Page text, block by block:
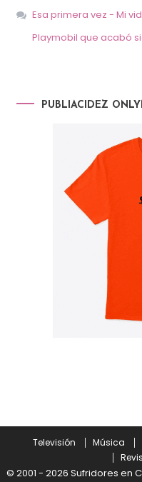
Esa primera vez - Mi
Playmobil que acabó
PUBLIACIDEZ
Televisión Música
© 2001 - 2026 Sufridores en